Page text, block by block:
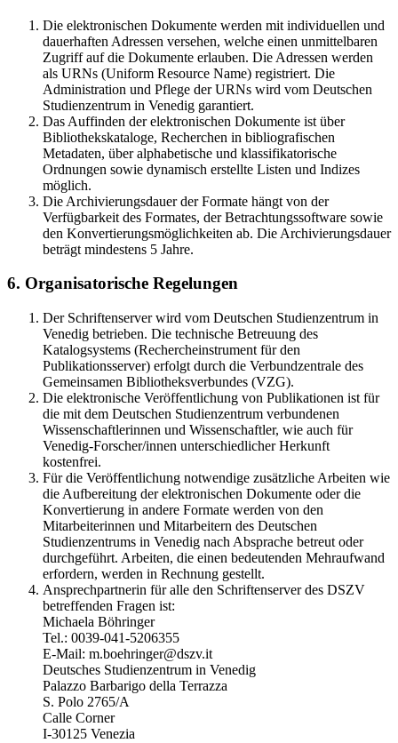
Die elektronischen Dokumente werden mit individuellen und
dauerhaften Adressen versehen, welche einen unmittelbaren
Zugriff auf die Dokumente erlauben. Die Adressen werden
als URNs (Uniform Resource Name) registriert. Die
Administration und Pflege der URNs wird vom Deutschen
Studienzentrum in Venedig garantiert.
Das Auffinden der elektronischen Dokumente ist über
Bibliothekskataloge, Recherchen in bibliografischen
Metadaten, über alphabetische und klassifikatorische
Ordnungen sowie dynamisch erstellte Listen und Indizes
möglich.
Die Archivierungsdauer der Formate hängt von der
Verfügbarkeit des Formates, der Betrachtungssoftware sowie
den Konvertierungsmöglichkeiten ab. Die Archivierungsdauer
beträgt mindestens 5 Jahre.
6. Organisatorische Regelungen
Der Schriftenserver wird vom Deutschen Studienzentrum in
Venedig betrieben. Die technische Betreuung des
Katalogsystems (Rechercheinstrument für den
Publikationsserver) erfolgt durch die Verbundzentrale des
Gemeinsamen Bibliotheksverbundes (VZG).
Die elektronische Veröffentlichung von Publikationen ist für
die mit dem Deutschen Studienzentrum verbundenen
Wissenschaftlerinnen und Wissenschaftler, wie auch für
Venedig-Forscher/innen unterschiedlicher Herkunft
kostenfrei.
Für die Veröffentlichung notwendige zusätzliche Arbeiten wie
die Aufbereitung der elektronischen Dokumente oder die
Konvertierung in andere Formate werden von den
Mitarbeiterinnen und Mitarbeitern des Deutschen
Studienzentrums in Venedig nach Absprache betreut oder
durchgeführt. Arbeiten, die einen bedeutenden Mehraufwand
erfordern, werden in Rechnung gestellt.
Ansprechpartnerin für alle den Schriftenserver des DSZV
betreffenden Fragen ist:
Michaela Böhringer
Tel.: 0039-041-5206355
E-Mail: m.boehringer@dszv.it
Deutsches Studienzentrum in Venedig
Palazzo Barbarigo della Terrazza
S. Polo 2765/A
Calle Corner
I-30125 Venezia